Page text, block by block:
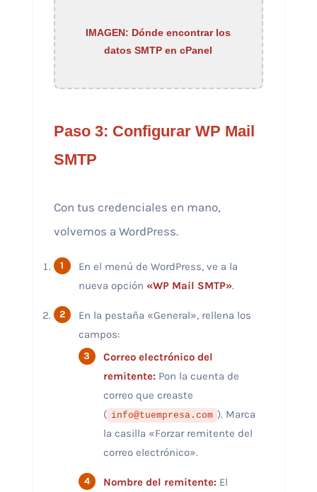
IMAGEN: Dónde encontrar los
datos SMTP en cPanel
Paso 3: Configurar WP Mail
SMTP
Con tus credenciales en mano,
volvemos a WordPress.
En el menú de WordPress, ve a la
nueva opción «WP Mail SMTP».
En la pestaña «General», rellena los
campos:
Correo electrónico del
remitente:Pon la cuenta de
correo que creaste
( info@tuempresa.com ). Marca
la casilla «Forzar remitente del
correo electrónico».
Nombre del remitente:El